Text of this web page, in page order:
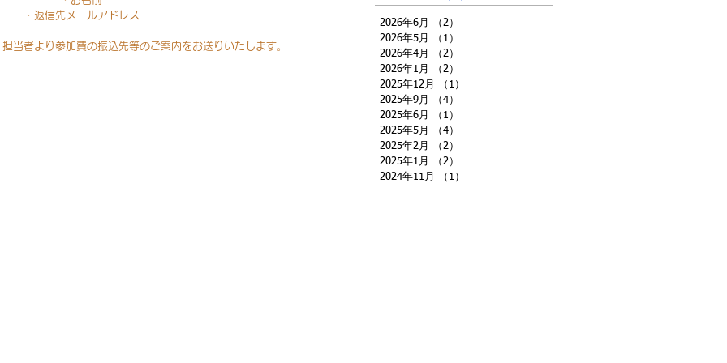
・返信先メールアドレス
当者より参加費の振込先等のご案内をお送りいたします。
2026年6月 （2）
2026年5月
（1）
2026年4月
（2）
2026年1月
（2）
2025年12月
（1）
2025年9月
（4）
2025年6月
（1）
2025年5月
（4）
2025年2月
（2）
2025年1月
（2）
2024年11月
（1）